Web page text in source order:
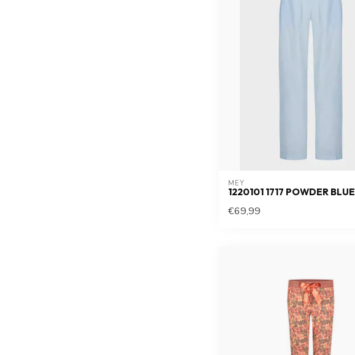
MEY
1220101 1717 POWDER BLUE
€69,99